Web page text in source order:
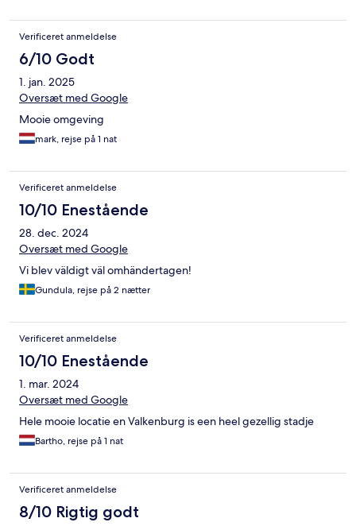
Verificeret anmeldelse
6/10 Godt
1. jan. 2025
Oversæt med Google
Mooie omgeving
mark, rejse på 1 nat
Verificeret anmeldelse
10/10 Enestående
28. dec. 2024
Oversæt med Google
Vi blev väldigt väl omhändertagen!
Gundula, rejse på 2 nætter
Verificeret anmeldelse
10/10 Enestående
1. mar. 2024
Oversæt med Google
Hele mooie locatie en Valkenburg is een heel gezellig stadje
Bartho, rejse på 1 nat
Verificeret anmeldelse
8/10 Rigtig godt